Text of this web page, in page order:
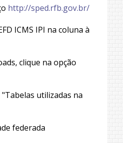
http://sped.rfb.gov.br/
ICMS IPI na coluna à
clique na opção
utilizadas na
federada